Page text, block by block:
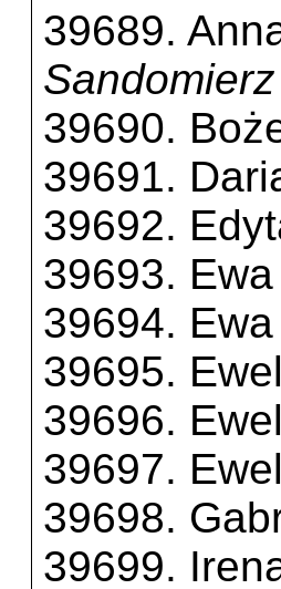
39689.
Sandomierz
39690.
39691.
39692.
39693.
39694.
39695.
39696.
39697.
39698.
39699.